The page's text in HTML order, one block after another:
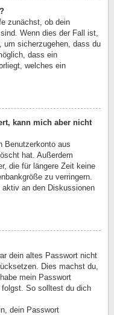
zunächst, ob dein
Wenn dies der Fall ist,
um sicherzugehen, dass du
dass ein
welches ein
kann mich aber nicht
Benutzerkonto aus
hat. Außerdem
die für längere Zeit keine
zu verringern.
aktiv an den Diskussionen
dein altes Passwort nicht
Dies machst du,
mein Passwort
folgst. So solltest du dich
dein Passwort